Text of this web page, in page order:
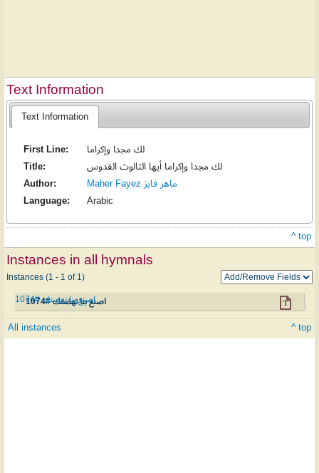
Text Information
Text Information
First Line:
لك مجدا وإكراما
Title:
لك مجدا وإكراما أيها الثالوث القدوس
Author:
Maher Fayez ماهر فايز
Language:
Arabic
^ top
Instances in all hymnals
Instances (1 - 1 of 1)
اصنع بنا نهضتك #1074
اصنع بنا نهضتك #1074
All instances ^ top